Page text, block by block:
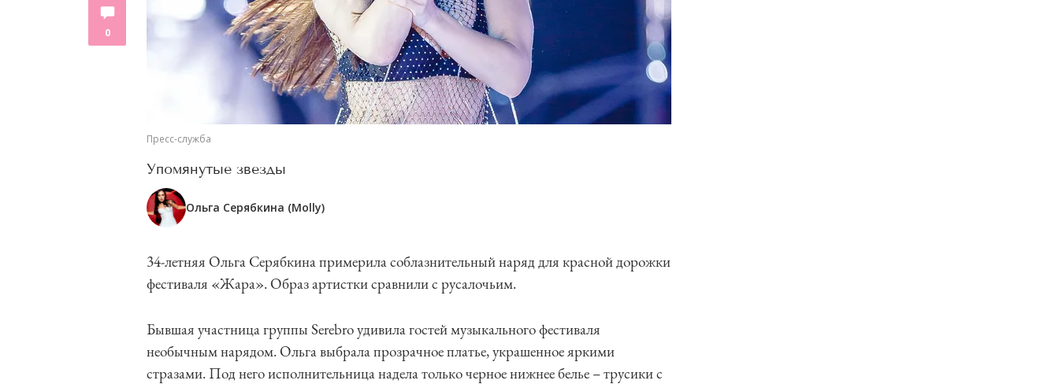
0
Пресс-служба
Упомянутые звезды
Ольга Серябкина (Molly)
34-летняя Ольга Серябкина примерила соблазнительный наряд для красной дорожки
фестиваля «Жара». Образ артистки сравнили с русалочьим.
Бывшая участница группы Serebro удивила гостей музыкального фестиваля
необычным нарядом. Ольга выбрала прозрачное платье, украшенное яркими
стразами. Под него исполнительница надела только черное нижнее белье – трусики с